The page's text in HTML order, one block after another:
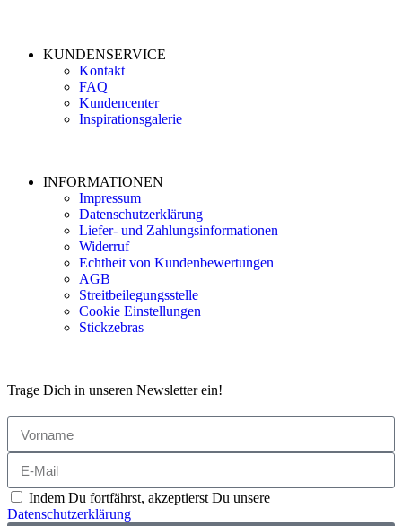
KUNDENSERVICE
Kontakt
FAQ
Kundencenter
Inspirationsgalerie
INFORMATIONEN
Impressum
Datenschutzerklärung
Liefer- und Zahlungsinformationen
Widerruf
Echtheit von Kundenbewertungen
AGB
Streitbeilegungsstelle
Cookie Einstellungen
Stickzebras
Trage Dich in unseren Newsletter ein!
Indem Du fortfährst, akzeptierst Du unsere
Datenschutzerklärung